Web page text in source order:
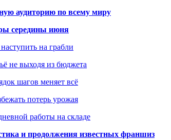
аудиторию по всему миру
середины июня
на грабли
не выходя из бюджета
шагов меняет всё
потерь урожая
работы на складе
и продолжения известных франшиз